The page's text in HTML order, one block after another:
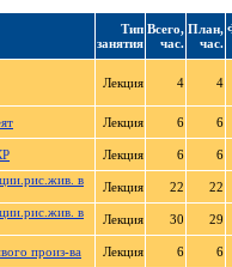
Тип
занятия
Всего,
час.
План,
час.
Лекция 4 4
Лекция 6 6
Лекция 6 6
в
Лекция 22 22
в
Лекция 30 29
произ-ва Лекция 6 6